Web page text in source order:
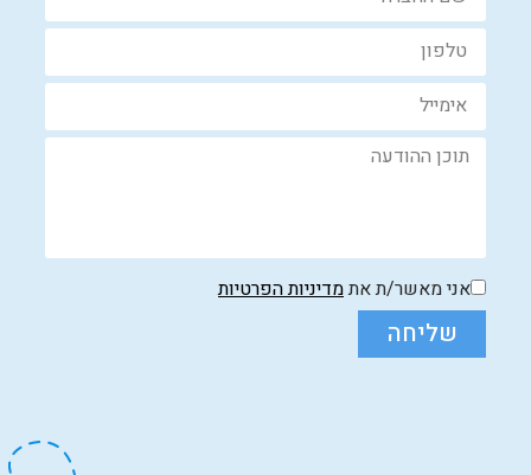
אני מאשר/ת אתמדיניות הפרטיות
שליחה